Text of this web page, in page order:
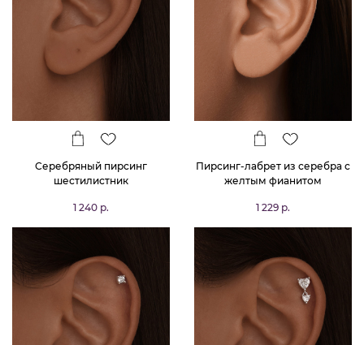
Серебряный пирсинг
шестилистник
1 240 р.
Пирсинг-лабрет из серебра с
желтым фианитом
1 229 р.